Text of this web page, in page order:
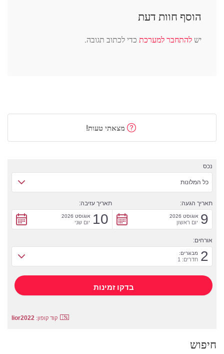
הוסף חוות דעת
ישלהתחבר למערכת כדי לכתוב תגובה.
מצאתי טעות!
נכס
כל המלונות
תאריך הגעה:
9 אוגוסט 2026
יום ראשון
תאריך עזיבה:
10 אוגוסט 2026
יום שני
אורחים:
2 מבוגרים:
חדרים: 1
קוד קופון: lior2022
חיפוש